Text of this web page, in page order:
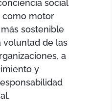
social
como motor
sostenible
voluntad de las
a
y